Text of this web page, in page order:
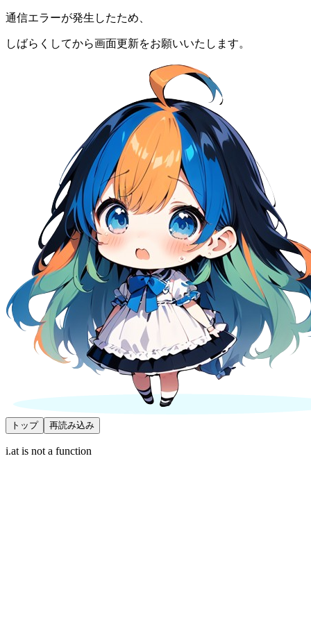
通信エラーが発生したため、
しばらくしてから画面更新をお願いいたします。
トップ 再読み込み
i.at is not a function